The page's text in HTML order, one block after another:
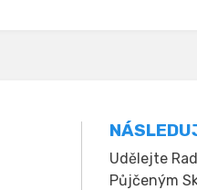
Udělejte
Půjčeným